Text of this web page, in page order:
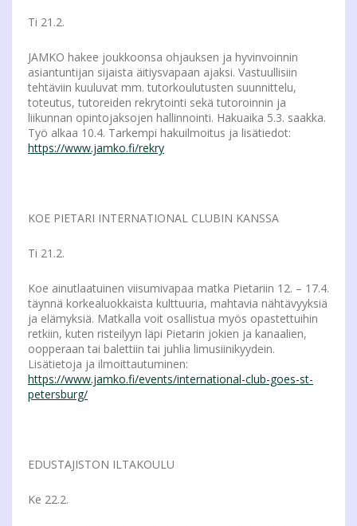
Ti 21.2.
JAMKO hakee joukkoonsa ohjauksen ja hyvinvoinnin
asiantuntijan sijaista äitiysvapaan ajaksi. Vastuullisiin
tehtäviin kuuluvat mm. tutorkoulutusten suunnittelu,
toteutus, tutoreiden rekrytointi sekä tutoroinnin ja
liikunnan opintojaksojen hallinnointi. Hakuaika 5.3. saakka.
Työ alkaa 10.4. Tarkempi hakuilmoitus ja lisätiedot:
https://www.jamko.fi/rekry
KOE PIETARI INTERNATIONAL CLUBIN KANSSA
Ti 21.2.
Koe ainutlaatuinen viisumivapaa matka Pietariin 12. – 17.4.
täynnä korkealuokkaista kulttuuria, mahtavia nähtävyyksiä
ja elämyksiä. Matkalla voit osallistua myös opastettuihin
retkiin, kuten risteilyyn läpi Pietarin jokien ja kanaalien,
oopperaan tai balettiin tai juhlia limusiinikyydein.
Lisätietoja ja ilmoittautuminen:
https://www.jamko.fi/events/international-club-goes-st-
petersburg/
EDUSTAJISTON ILTAKOULU
Ke 22.2.